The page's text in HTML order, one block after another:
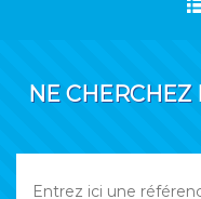
NE CHERCHEZ